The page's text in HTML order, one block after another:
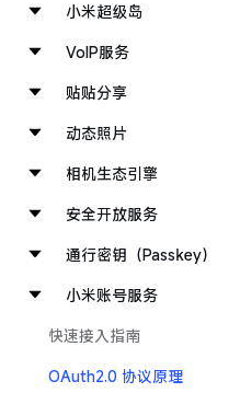
小米超级岛
VoIP服务
贴贴分享
动态照片
相机生态引擎
安全开放服务
通行密钥（Passkey）
小米账号服务
快速接入指南
OAuth2.0 协议原理